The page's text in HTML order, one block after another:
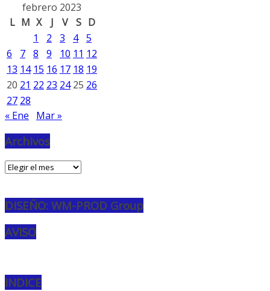
febrero 2023
L M X J V S D
1
2 3 4 5
6
7 8 9 10 11 12
13 14 15 16 17 18 19
20 21 22 23 24 25 26
27 28
« Ene
Mar »
Archivos
Archivos
DISEÑO: WM-PROD Group
AVISO
INDICE